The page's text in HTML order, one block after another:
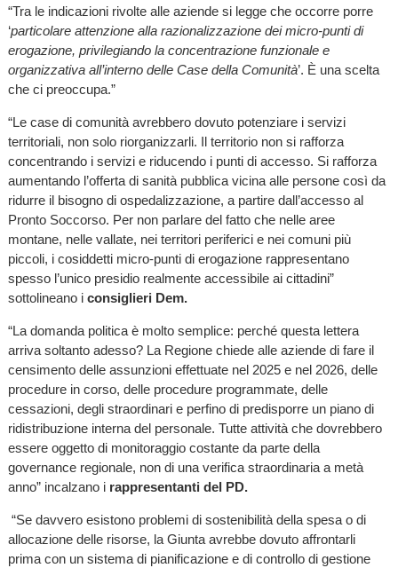
“Tra le indicazioni rivolte alle aziende si legge che occorre porre
‘particolare attenzione alla razionalizzazione dei micro-punti di
erogazione, privilegiando la concentrazione funzionale e
organizzativa all’interno delle Case della Comunità’. È una scelta
che ci preoccupa.”
“Le case di comunità avrebbero dovuto potenziare i servizi
territoriali, non solo riorganizzarli. Il territorio non si rafforza
concentrando i servizi e riducendo i punti di accesso. Si rafforza
aumentando l’offerta di sanità pubblica vicina alle persone così da
ridurre il bisogno di ospedalizzazione, a partire dall’accesso al
Pronto Soccorso. Per non parlare del fatto che nelle aree
montane, nelle vallate, nei territori periferici e nei comuni più
piccoli, i cosiddetti micro-punti di erogazione rappresentano
spesso l’unico presidio realmente accessibile ai cittadini”
sottolineano i consiglieri Dem.
“La domanda politica è molto semplice: perché questa lettera
arriva soltanto adesso? La Regione chiede alle aziende di fare il
censimento delle assunzioni effettuate nel 2025 e nel 2026, delle
procedure in corso, delle procedure programmate, delle
cessazioni, degli straordinari e perfino di predisporre un piano di
ridistribuzione interna del personale. Tutte attività che dovrebbero
essere oggetto di monitoraggio costante da parte della
governance regionale, non di una verifica straordinaria a metà
anno” incalzano i rappresentanti del PD.
“Se davvero esistono problemi di sostenibilità della spesa o di
allocazione delle risorse, la Giunta avrebbe dovuto affrontarli
prima con un sistema di pianificazione e di controllo di gestione